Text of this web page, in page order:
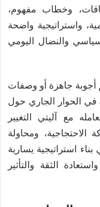
وخطاب مفهوم،
واستراتيجية واضحة
والنضال اليومي
أجوبة جاهزة أو وصفات
في الحوار الجاري حول
مع آليتي التغيير
الاحتجاجية، ومحاولة
استراتيجية يسارية
الثقة والتأثير